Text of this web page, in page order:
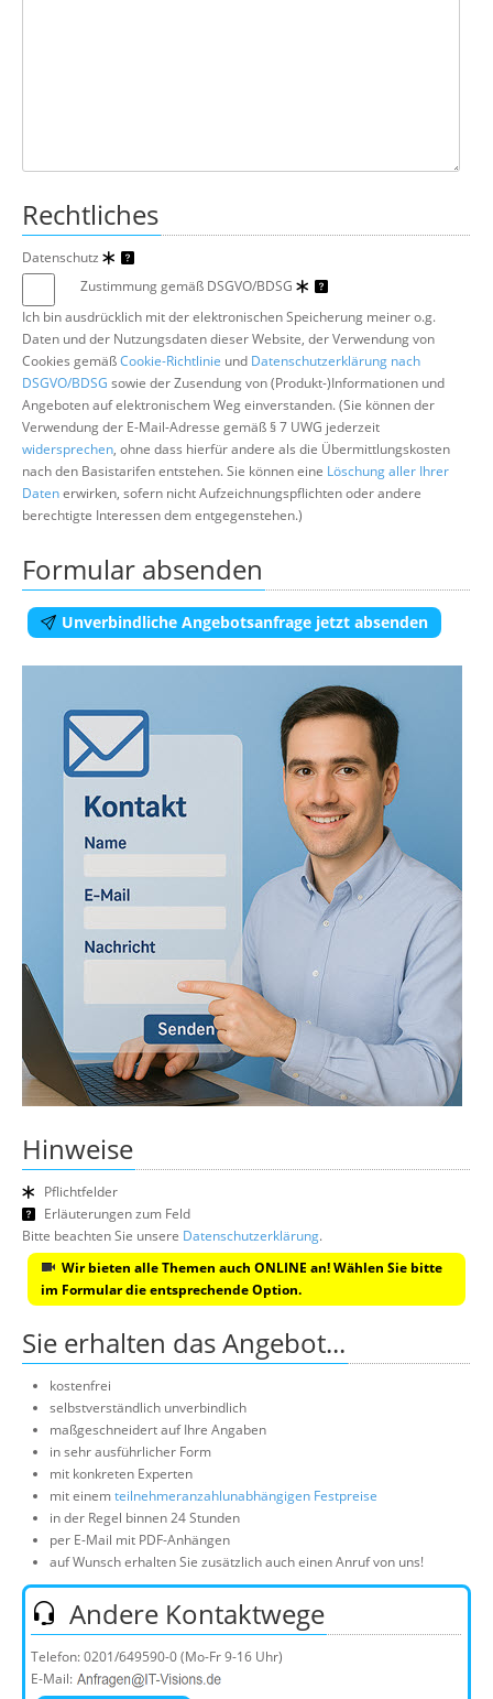
Rechtliches
Datenschutz
Zustimmung gemäß DSGVO/BDSG
Ich bin ausdrücklich mit der elektronischen Speicherung meiner o.g.
Daten und der Nutzungsdaten dieser Website, der Verwendung von
Cookies gemäßCookie-Richtlinie und Datenschutzerklärung nach
DSGVO/BDSG sowie der Zusendung von (Produkt-)Informationen und
Angeboten auf elektronischem Weg einverstanden. (Sie können der
Verwendung der E-Mail-Adresse gemäß § 7 UWG jederzeit
widersprechen, ohne dass hierfür andere als die Übermittlungskosten
nach den Basistarifen entstehen. Sie können eine Löschung aller Ihrer
Datenerwirken, sofern nicht Aufzeichnungspflichten oder andere
berechtigte Interessen dem entgegenstehen.)
Formular absenden
Unverbindliche Angebotsanfrage jetzt absenden
Hinweise
Pflichtfelder
Erläuterungen zum Feld
Bitte beachten Sie unsere Datenschutzerklärung.
Wir bieten alle Themen auch ONLINE an! Wählen Sie bitte
im Formular die entsprechende Option.
Sie erhalten das Angebot...
kostenfrei
selbstverständlich unverbindlich
maßgeschneidert auf Ihre Angaben
in sehr ausführlicher Form
mit konkreten Experten
mit einemteilnehmeranzahlunabhängigen Festpreise
in der Regel binnen 24 Stunden
per E-Mail mit PDF-Anhängen
auf Wunsch erhalten Sie zusätzlich auch einen Anruf von uns!
Andere Kontaktwege
Telefon:0201/649590-0(Mo-Fr 9-16 Uhr)
E-Mail: